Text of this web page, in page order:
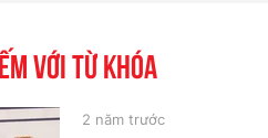
với từ khóa
2 năm trước